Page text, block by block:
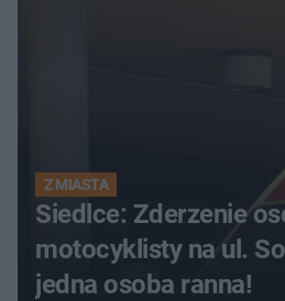
Z MIASTA
Siedlce: Zderzenie
motocyklisty na ul.
jedna osoba ranna!